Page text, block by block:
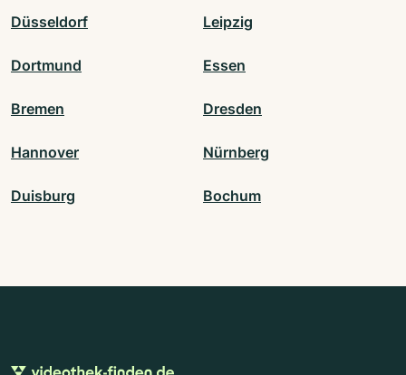
Düsseldorf Leipzig
Dortmund Essen
Bremen Dresden
Hannover Nürnberg
Duisburg Bochum